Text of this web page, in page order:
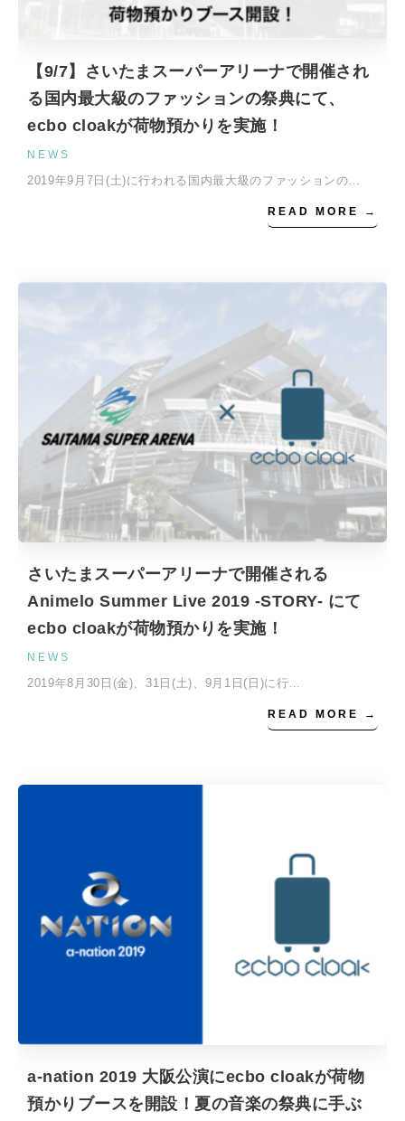
【9/7】さいたまスーパーアリーナで開催され
る国内最大級のファッションの祭典にて、
ecbo cloakが荷物預かりを実施！
NEWS
2019年9月7日(土)に行われる国内最大級のファッションの…
READ MORE →
さいたまスーパーアリーナで開催される
Animelo Summer Live 2019 -STORY- にて
ecbo cloakが荷物預かりを実施！
NEWS
2019年8月30日(金)、31日(土)、9月1日(日)に行…
READ MORE →
a-nation 2019 大阪公演にecbo cloakが荷物
預かりブースを開設！夏の音楽の祭典に手ぶ